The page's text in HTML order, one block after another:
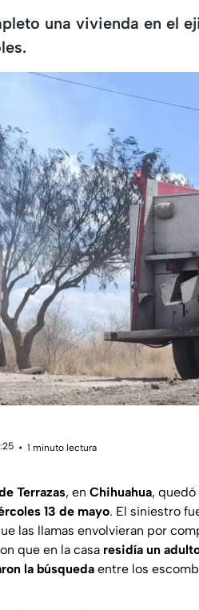
una vivienda en el
1 minuto lectura
Terrazas, en Chihuahua,
13 de mayo. El siniestro
las llamas envolvieran por
que en la casa residía un
la búsqueda entre los